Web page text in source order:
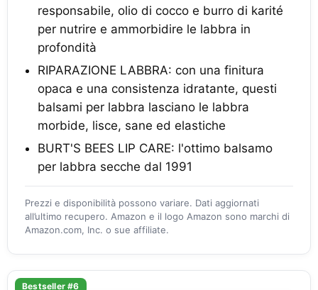
responsabile, olio di cocco e burro di karité
per nutrire e ammorbidire le labbra in
profondità
RIPARAZIONE LABBRA: con una finitura
opaca e una consistenza idratante, questi
balsami per labbra lasciano le labbra
morbide, lisce, sane ed elastiche
BURT'S BEES LIP CARE: l'ottimo balsamo
per labbra secche dal 1991
Prezzi e disponibilità possono variare. Dati aggiornati
all’ultimo recupero. Amazon e il logo Amazon sono marchi di
Amazon.com, Inc. o sue affiliate.
Bestseller #6